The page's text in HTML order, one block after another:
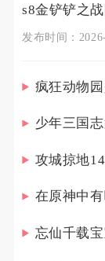
发布时间：
攻城掠地
在原神中
忘仙千载